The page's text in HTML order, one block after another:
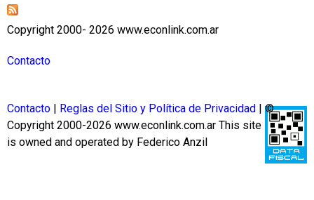
Copyright 2000- 2026 www.econlink.com.ar
Contacto
Contacto Reglas del Sitio y Política de Privacidad
| ©
Copyright 2000-2026 www.econlink.com.ar This site
is owned and operated by Federico Anzil